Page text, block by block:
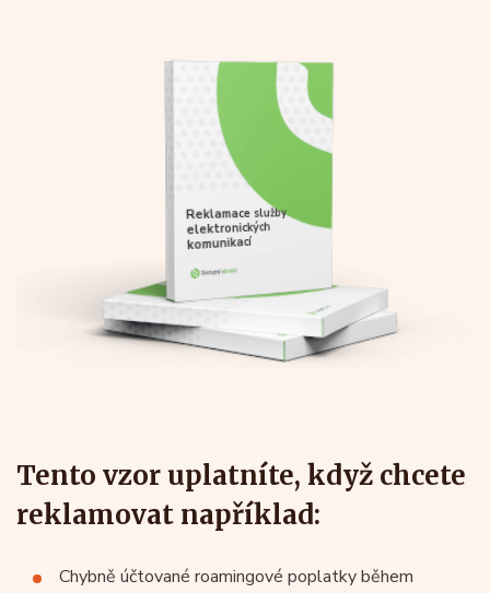
Reklamace služby
elektronických
komunikací
Tento vzor uplatníte, když chcete
reklamovat například:
Chybně účtované roamingové poplatky během